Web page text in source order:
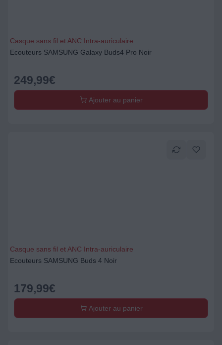
Casque sans fil et ANC Intra-auriculaire
Ecouteurs SAMSUNG Galaxy Buds4 Pro Noir
249,99€
Ajouter au panier
Casque sans fil et ANC Intra-auriculaire
Ecouteurs SAMSUNG Buds 4 Noir
179,99€
Ajouter au panier